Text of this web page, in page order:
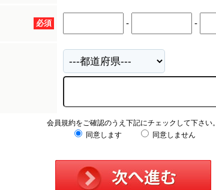
必須 - -
会員規約をご確認のうえ下記にチェックして下さい。
同意します
同意しません